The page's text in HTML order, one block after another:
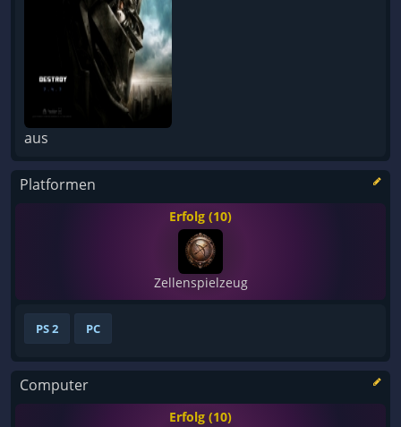
aus
Platformen
Erfolg (10)
Zellenspielzeug
PS 2 PC
Computer
Erfolg (10)